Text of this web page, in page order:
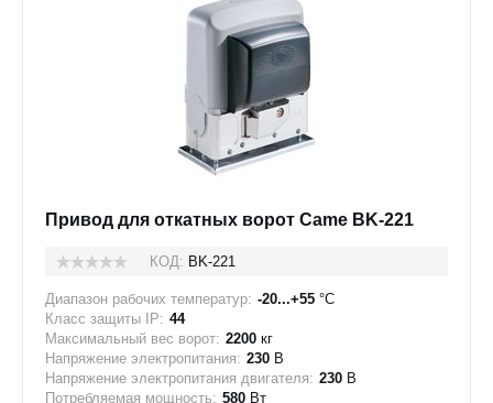
Привод для откатных ворот Came BK-221
КОД: BK-221
Диапазон рабочих температур: -20...+55 °C
Класс защиты IP: 44
Максимальный вес ворот: 2200 кг
Напряжение электропитания: 230 В
Напряжение электропитания двигателя: 230 В
Потребляемая мощность: 580 Вт